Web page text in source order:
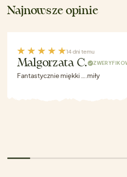
Najnowsze opinie
14 dni temu
Malgorzata C.
Fantastycznie miękki ….miły